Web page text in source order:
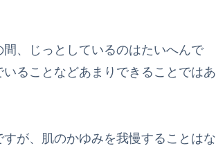
、じっとしているのはたいへんで
ることなどあまりできることではあ
が、肌のかゆみを我慢することはな